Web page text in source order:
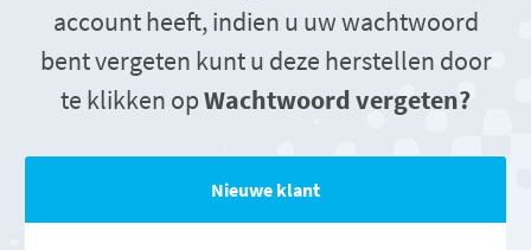
account heeft, indien u uw wachtwoord
bent vergeten kunt u deze herstellen door
te klikken opWachtwoord vergeten?
Nieuwe klant